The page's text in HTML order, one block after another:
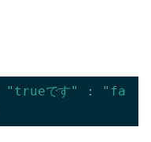
"trueです" :
"false